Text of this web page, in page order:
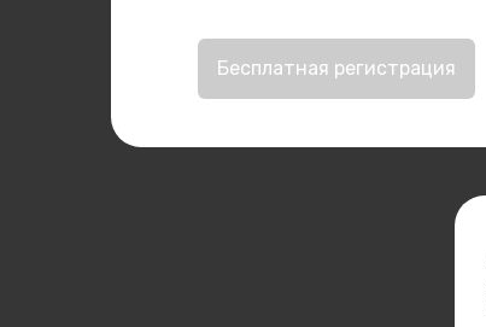
Бесплатная регистрация